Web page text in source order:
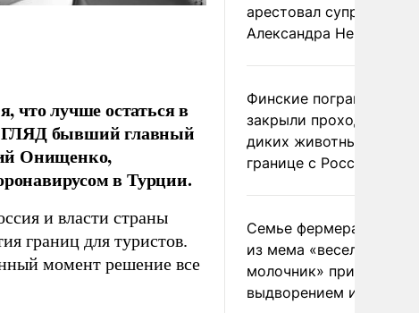
что лучше остаться в
бывший главный
Онищенко,
в Турции.
и власти страны
границ для туристов.
момент решение все
арестовал супругу
Александра Невзорова
Финские пограничники
закрыли проходы для
диких животных на
границе с Россией
Семье фермера
из мема «веселый
молочник» пригрозили
выдворением из